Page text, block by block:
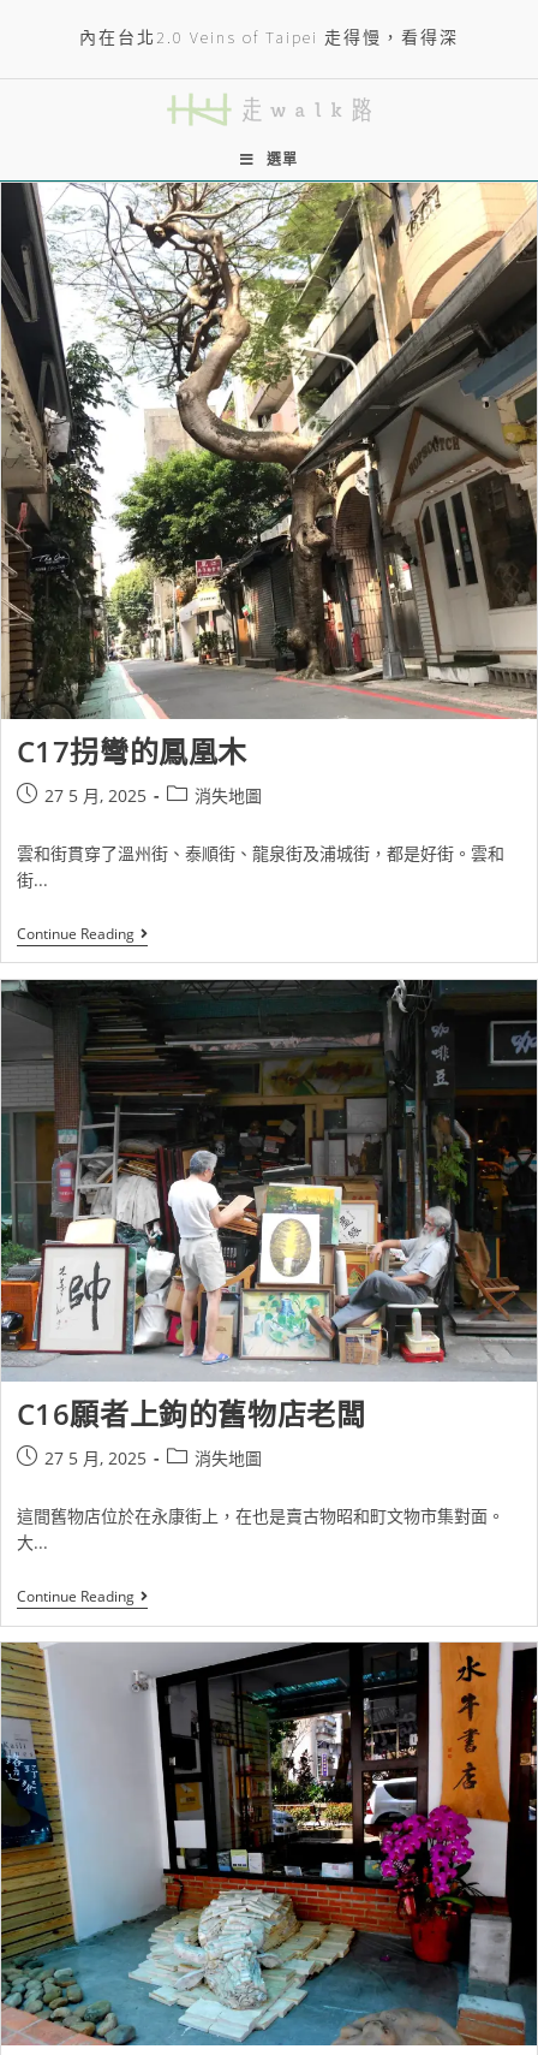
內在台北2.0 Veins of Taipei 走得慢，看得深
選單
C17拐彎的鳳凰木
27 5 月, 2025 消失地圖
雲和街貫穿了溫州街、泰順街、龍泉街及浦城街，都是好街。雲和
街...
Continue Reading
C16願者上鉤的舊物店老闆
27 5 月, 2025 消失地圖
這間舊物店位於在永康街上，在也是賣古物昭和町文物市集對面。
大...
Continue Reading